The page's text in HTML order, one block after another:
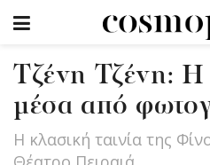
Tζένη Τζένη:
μέσα από
Η κλασική ταινία της